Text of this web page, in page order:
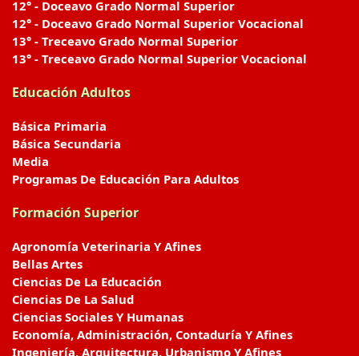
12° - Doceavo Grado Normal Superior
12° - Doceavo Grado Normal Superior Vocacional
13° - Treceavo Grado Normal Superior
13° - Treceavo Grado Normal Superior Vocacional
Educación Adultos
Básica Primaria
Básica Secundaria
Media
Programas De Educación Para Adultos
Formación Superior
Agronomía Veterinaria Y Afines
Bellas Artes
Ciencias De La Educación
Ciencias De La Salud
Ciencias Sociales Y Humanas
Economía, Administración, Contaduría Y Afines
Ingeniería, Arquitectura, Urbanismo Y Afines